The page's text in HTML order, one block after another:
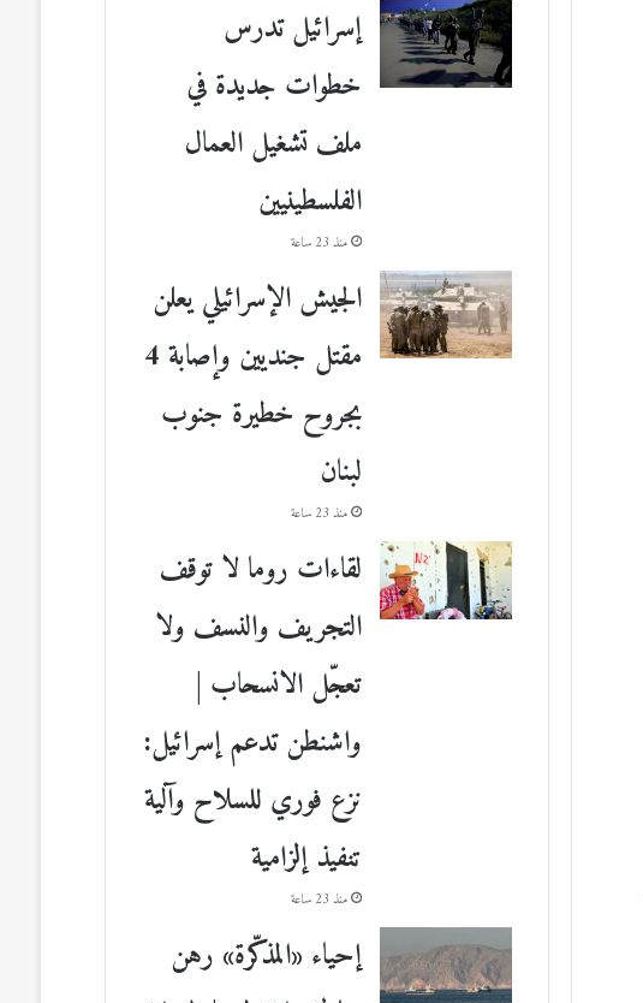
إسرائيل تدرس
خطوات جديدة في
ملف تشغيل العمال
الفلسطينيين
منذ 23 ساعة
الجيش الإسرائيلي يعلن
مقتل جنديين وإصابة 4
بجروح خطيرة جنوب
لبنان
منذ 23 ساعة
لقاءات روما لا توقف
التجريف والنسف ولا
تعجّل الانسحاب |
واشنطن تدعم إسرائيل:
نزع فوري للسلاح وآلية
تنفيذ إلزامية
منذ 23 ساعة
إحياء «المذكّرة» رهن